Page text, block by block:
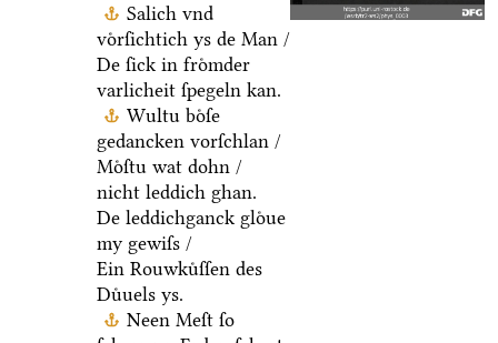
Salich vnd
voͤrſichtich ys de Man /
De ſick in froͤmder
varlicheit ſpegeln kan.
Wultu boͤſe
gedancken vorſchlan /
Moͤſtu wat dohn /
nicht leddich ghan.
De leddichganck gloͤue
my gewiſs /
Ein Rouwkuͤſſen des
Duͤuels ys.
Neen Meſt ſo